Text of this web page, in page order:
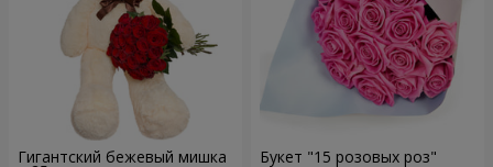
Гигантский бежевый мишка Букет "15 розовых роз"